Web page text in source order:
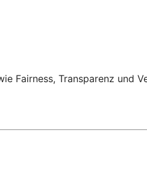
Fairness, Transparenz und